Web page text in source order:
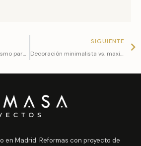
Tendencias de interiorismo para cocinas modernas en 2025
SIGUIENTE
Decoración minimalista vs. maximalista
en Madrid. Reformas con proyecto de